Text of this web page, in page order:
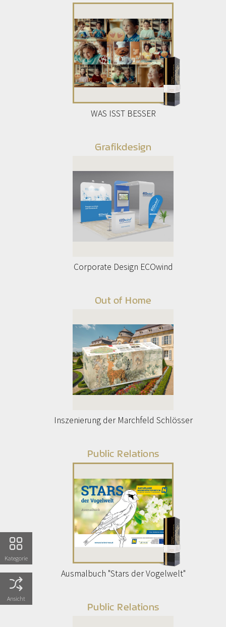
WAS ISST BESSER
Grafikdesign
Corporate Design ECOwind
Out of Home
Inszenierung der Marchfeld Schlösser
Public Relations
Ausmalbuch "Stars der Vogelwelt"
Public Relations
Kategorie
Ansicht